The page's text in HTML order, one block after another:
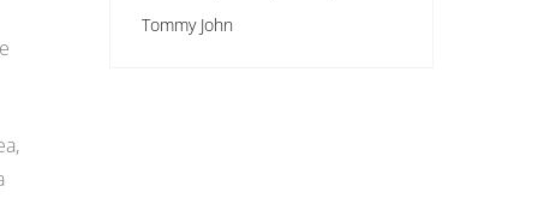
Tommy John